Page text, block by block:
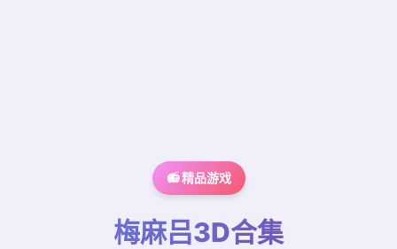
📻 精品游戏
梅麻吕3D合集